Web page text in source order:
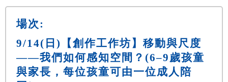
場次:
9/14(日)【創作工作坊】移動與尺度
——我們如何感知空間？(6–9歲孩童
與家長，每位孩童可由一位成人陪